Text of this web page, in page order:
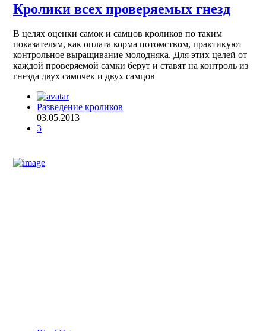
Кролики всех проверяемых гнезд
В целях оценки самок и самцов кроликов по таким
показателям, как оплата корма потомством, практикуют
контрольное выращивание молодняка. Для этих целей от
каждой проверяемой самки берут и ставят на контроль из
гнезда двух самочек и двух самцов
Разведение кроликов
03.05.2013
3